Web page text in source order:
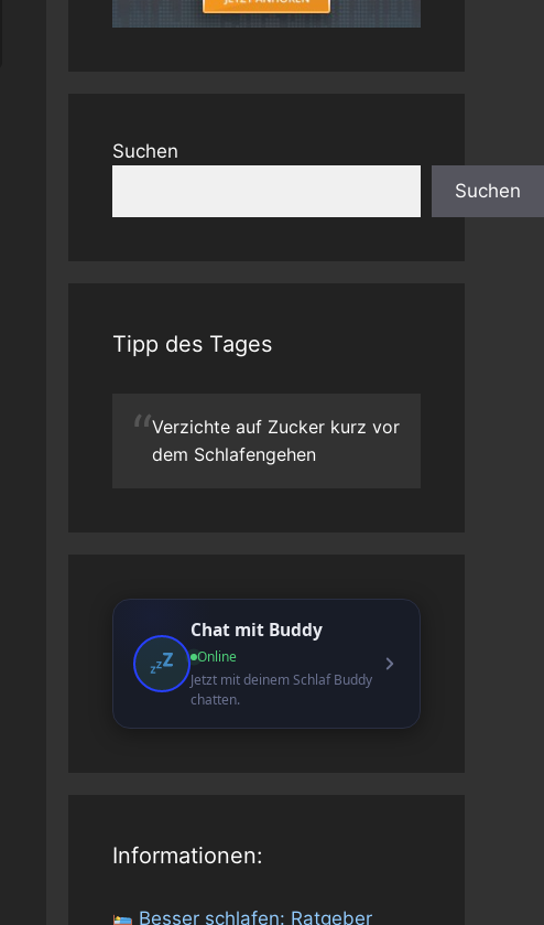
Suchen
Suchen
Tipp des Tages
“Verzichte auf Zucker kurz vor
dem Schlafengehen
Chat mit Buddy
Online
Jetzt mit deinem Schlaf Buddy
chatten.
Informationen:
Besser schlafen: Ratgeber